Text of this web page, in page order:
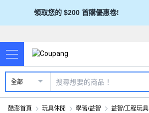
領取您的 $200 首購優惠卷!
全部
酷澎首頁 玩具休閒 學習/益智 益智/工程玩具